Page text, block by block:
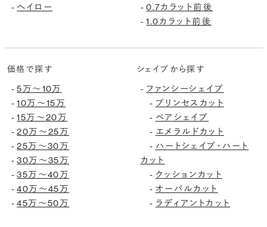
- ヘイロー -0.7カラット前後
-1.0カラット前後
価格で探す
-5万〜10万
-10万〜15万
-15万〜20万
-20万〜25万
-25万〜30万
-30万〜35万
-35万〜40万
-40万〜45万
-45万〜50万
シェイプから探す
- ファンシーシェイプ
- プリンセスカット
- ペアシェイプ
- エメラルドカット
- ハートシェイプ・ハート
カット
- クッションカット
- オーバルカット
- ラディアントカット